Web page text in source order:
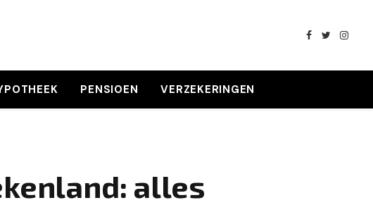
Facebook
Twitter
PENSIOEN VERZEKERINGEN
alles